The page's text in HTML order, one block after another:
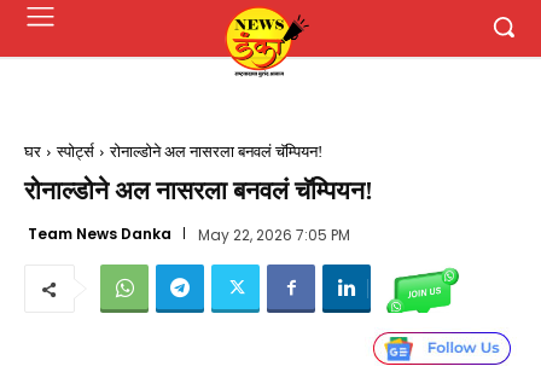
घर स्पोर्ट्स रोनाल्डोने अल नासरला बनवलं चॅम्पियन!
रोनाल्डोने अल नासरला बनवलं चॅम्पियन!
Team News Danka May 22, 2026 7:05 PM